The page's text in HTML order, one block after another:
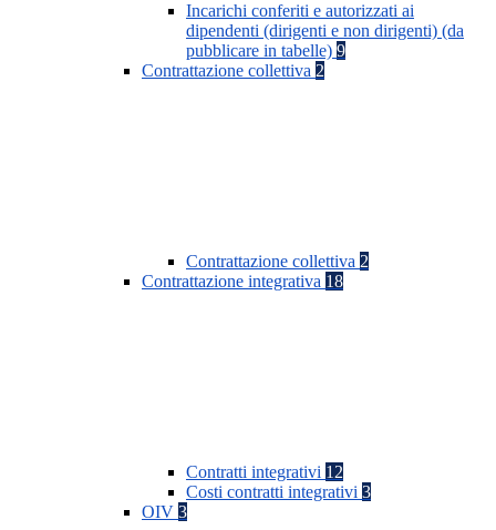
Incarichi conferiti e autorizzati ai
dipendenti (dirigenti e non dirigenti) (da
pubblicare in tabelle) 9
Contrattazione collettiva 2
Contrattazione collettiva 2
Contrattazione integrativa 18
Contratti integrativi 12
Costi contratti integrativi 3
OIV 3